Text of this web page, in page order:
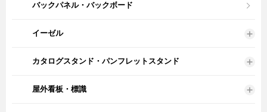
バックパネル・バックボード
イーゼル
カタログスタンド・パンフレットスタンド
屋外看板・標識